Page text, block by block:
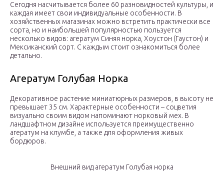
Сегодня насчитывается более 60 разновидностей культуры, и
каждая имеет свои индивидуальные особенности. В
хозяйственных магазинах можно встретить практически все
сорта, но и наибольшей популярностью пользуется
несколько видов: агератум Синяя норка, Хоустон (Гаустон) и
Мексиканский сорт. С каждым стоит ознакомиться более
детально.
Агератум Голубая Норка
Декоративное растение миниатюрных размеров, в высоту не
превышает 35 см. Характерные особенности – соцветия
визуально своим видом напоминают норковый мех. В
ландшафтном дизайне используется преимущественно
агератум на клумбе, а также для оформления живых
бордюров.
Внешний вид агератум Голубая норка